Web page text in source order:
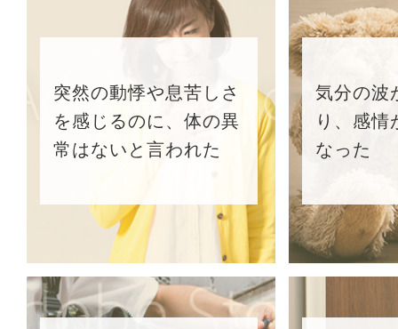
突然の動悸や息苦しさ
を感じるのに、体の異
常はないと言われた
気分の波
り、感情
なった